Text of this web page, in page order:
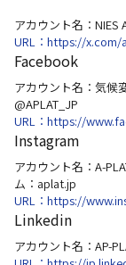
アカウント名：
URL：https://x.com/
Facebook
アカウント名：気
@APLAT_JP
URL：https://
Instagram
アカウント名：A-
ム：aplat.jp
URL：https://
Linkedin
アカウント名：AP-